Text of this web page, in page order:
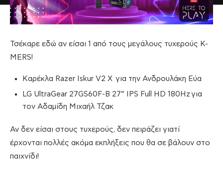
Τσέκαρε εδώ αν είσαι 1 από τους μεγάλους τυχερούς K-
MERS!
Καρέκλα Razer Iskur V2 X για την Ανδρουλάκη Εύα
LG UltraGear 27GS60F-B 27” IPS Full HD 180Hz για
τον Αδαμίδη Μιχαήλ Τζακ
Αν δεν είσαι στους τυχερούς, δεν πειράζει γιατί
έρχονται πολλές ακόμα εκπλήξεις που θα σε βάλουν στο
παιχνίδι!